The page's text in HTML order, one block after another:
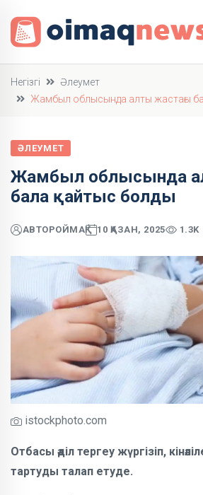
Негізгі
Әлеумет
Жамбыл облысында алты жастағы
ӘЛЕУМЕТ
Жамбыл облысында
бала қайтыс болды
АВТОРОЙМАҚ 10 ҚАЗАН, 2025 1.3K
istockphoto.com
Отбасы әділ тергеу жүргізіп,
тартуды талап етуде.